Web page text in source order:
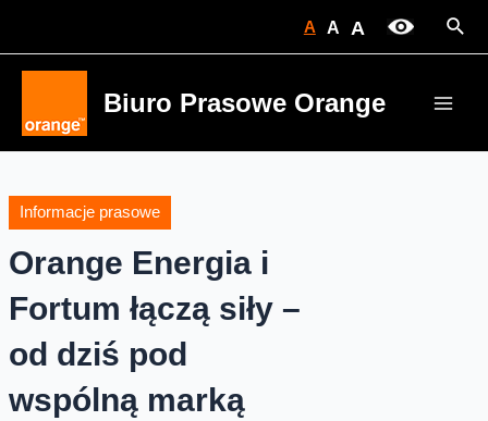
A A A
Biuro Prasowe Orange
Informacje prasowe
Orange Energia i
Fortum łączą siły –
od dziś pod
wspólną marką